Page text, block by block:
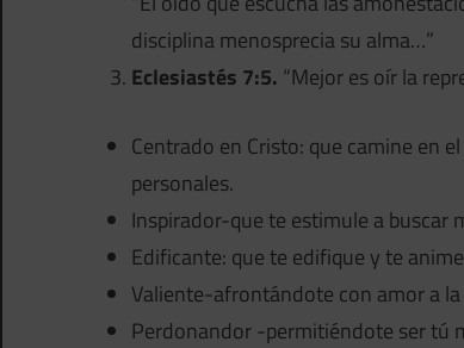
disciplina menosprecia su alma…”
Eclesiastés 7:5. “Mejor es oír la
Centrado en Cristo: que camine en
personales.
Inspirador-que te estimule a buscar
Edificante: que te edifique y te
Valiente-afrontándote con amor a
Perdonandor -permitiéndote ser tú